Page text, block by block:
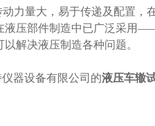
力量大，易于传递及配置，
液压部件制造中已广泛采用
解决液压制造各种问题。
器设备有限公司的液压车辙